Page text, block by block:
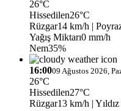
26°C
Hissedilen26°C
Rüzgar14 km/h |
Yağış Miktarı0 mm/h
Nem35%
16:0009 Ağustos 2026,
26°C
Hissedilen27°C
Rüzgar13 km/h |